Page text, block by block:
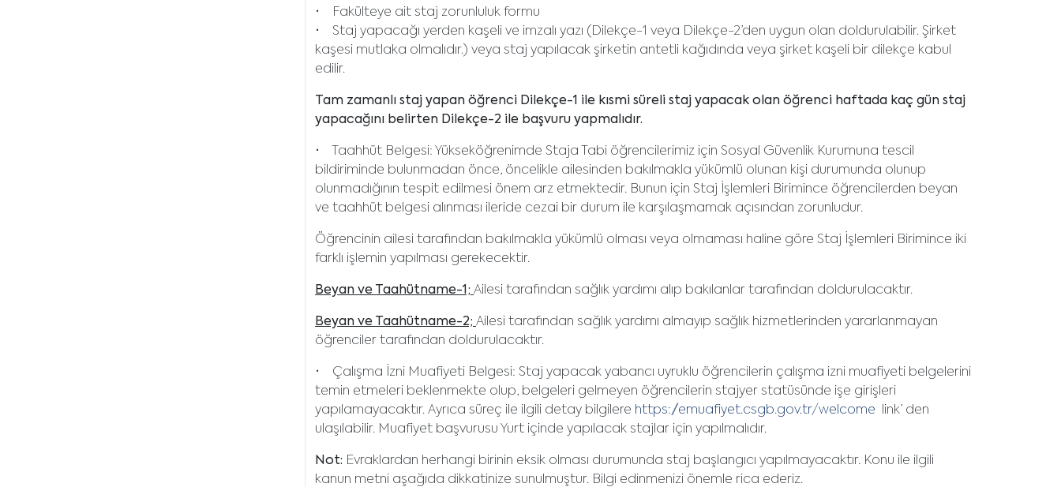
• Fakülteye ait staj zorunluluk formu
• Staj yapacağı yerden kaşeli ve imzalı yazı (Dilekçe-1 veya Dilekçe-2’den uygun olan doldurulabilir. Şirket
kaşesi mutlaka olmalıdır.) veya staj yapılacak şirketin antetli kağıdında veya şirket kaşeli bir dilekçe kabul
edilir.
Tam zamanlı staj yapan öğrenci Dilekçe-1 ile kısmi süreli staj yapacak olan öğrenci haftada kaç gün staj
yapacağını belirten Dilekçe-2 ile başvuru yapmalıdır.
• Taahhüt Belgesi: Yükseköğrenimde Staja Tabi öğrencilerimiz için Sosyal Güvenlik Kurumuna tescil
bildiriminde bulunmadan önce, öncelikle ailesinden bakılmakla yükümlü olunan kişi durumunda olunup
olunmadığının tespit edilmesi önem arz etmektedir. Bunun için Staj İşlemleri Birimince öğrencilerden beyan
ve taahhüt belgesi alınması ileride cezai bir durum ile karşılaşmamak açısından zorunludur.
Öğrencinin ailesi tarafından bakılmakla yükümlü olması veya olmaması haline göre Staj İşlemleri Birimince iki
farklı işlemin yapılması gerekecektir.
Beyan ve Taahütname-1; Ailesi tarafından sağlık yardımı alıp bakılanlar tarafından doldurulacaktır.
Beyan ve Taahütname-2; Ailesi tarafından sağlık yardımı almayıp sağlık hizmetlerinden yararlanmayan
öğrenciler tarafından doldurulacaktır.
• Çalışma İzni Muafiyeti Belgesi: Staj yapacak yabancı uyruklu öğrencilerin çalışma izni muafiyeti belgelerini
temin etmeleri beklenmekte olup, belgeleri gelmeyen öğrencilerin stajyer statüsünde işe girişleri
yapılamayacaktır. Ayrıca süreç ile ilgili detay bilgilere https://emuafiyet.csgb.gov.tr/welcome link’ den
ulaşılabilir. Muafiyet başvurusu Yurt içinde yapılacak stajlar için yapılmalıdır.
Not: Evraklardan herhangi birinin eksik olması durumunda staj başlangıcı yapılmayacaktır. Konu ile ilgili
kanun metni aşağıda dikkatinize sunulmuştur. Bilgi edinmenizi önemle rica ederiz.